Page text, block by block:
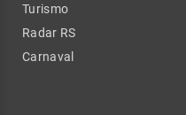
Turismo
Radar RS
Carnaval